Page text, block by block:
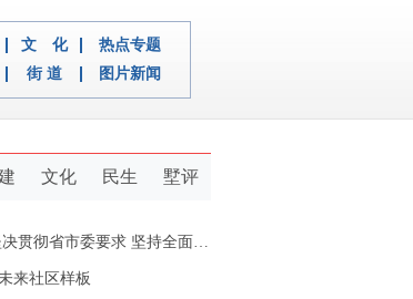
文 化
热点专题
街 道 图片新闻
文化 民生 墅评
持全面从严治党推动新拱墅经济社会又好又快发展
来社区样板